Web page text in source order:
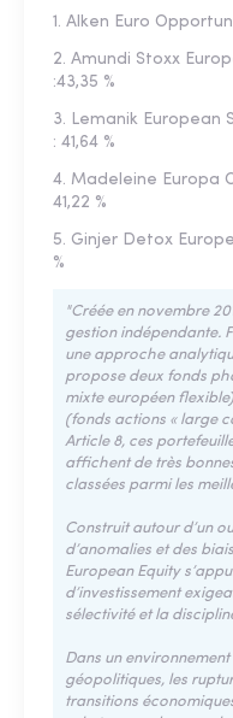
1. Alken Euro
2. Amundi Stoxx
:43,35 %
3. Lemanik European
: 41,64 %
4. Madeleine Europa
41,22 %
5. Ginjer Detox
%
"Créée en novembre
gestion indépendante.
une approche
propose deux fonds
mixte européen
(fonds actions « large
Article 8, ces
affichent de très
classées parmi les
Construit autour d’un
d’anomalies et des
European Equity
d’investissement
sélectivité et la
Dans un
géopolitiques, les
transitions